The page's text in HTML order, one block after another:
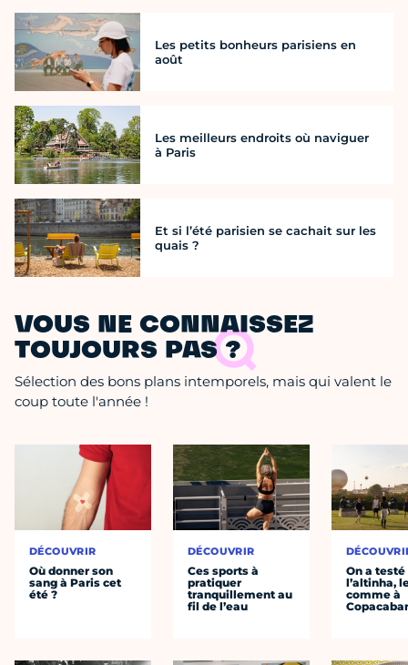
Les petits bonheurs parisiens en
août
Les meilleurs endroits où naviguer
à Paris
Et si l’été parisien se cachait sur les
quais ?
VOUS NE CONNAISSEZ
TOUJOURS PAS ?
Sélection des bons plans intemporels, mais qui valent le
coup toute l'année !
DÉCOUVRIR
Où donner son
sang à Paris cet
été ?
DÉCOUVRIR
Ces sports à
pratiquer
tranquillement au
fil de l’eau
On a testé
l’altinha,
comme à